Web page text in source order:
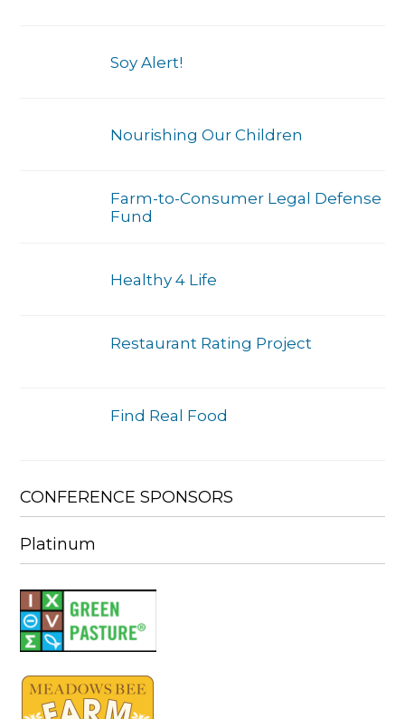
Soy Alert!
Nourishing Our Children
Farm-to-Consumer Legal Defense
Fund
Healthy 4 Life
Restaurant Rating Project
Find Real Food
CONFERENCE SPONSORS
Platinum